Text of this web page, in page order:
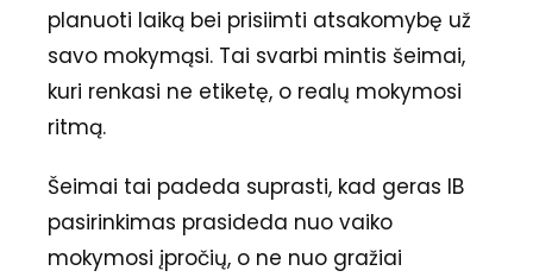
planuoti laiką bei prisiimti atsakomybę už
savo mokymąsi. Tai svarbi mintis šeimai,
kuri renkasi ne etiketę, o realų mokymosi
ritmą.
Šeimai tai padeda suprasti, kad geras IB
pasirinkimas prasideda nuo vaiko
mokymosi įpročių, o ne nuo gražiai